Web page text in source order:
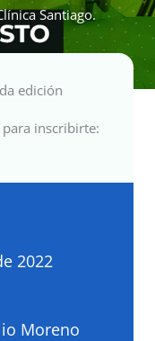
Santiago.
edición
inscribirte:
2022
Moreno